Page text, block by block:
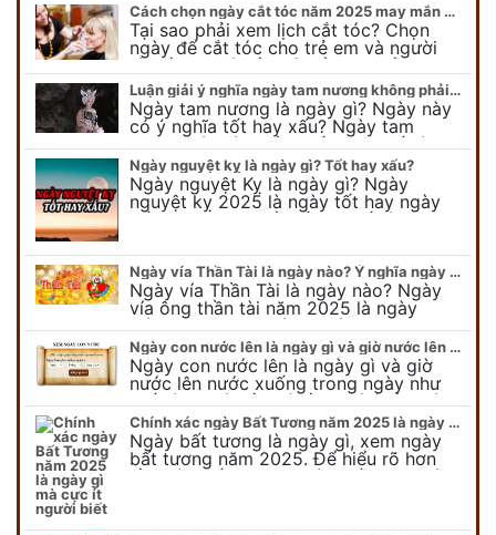
Cách chọn ngày cắt tóc năm 2025 may mắn cho cả trẻ em và người lớn
Tại sao phải xem lịch cắt tóc? Chọn
ngày để cắt tóc cho trẻ em và người
lớn cần lưu ý điều gì để gặp nhiều may
mắn ? Khi…
Luận giải ý nghĩa ngày tam nương không phải ai cũng biết
Ngày tam nương là ngày gì? Ngày này
có ý nghĩa tốt hay xấu? Ngày tam
nương sát có nguồn gốc như thế nào?
Cần kiêng kỵ điều gì khi…
Ngày nguyệt kỵ là ngày gì? Tốt hay xấu?
Ngày nguyệt Kỵ là ngày gì? Ngày
nguyệt kỵ 2025 là ngày tốt hay ngày
xấu, xem ngay để biết chi tiết ý nghĩa
Ngày vía Thần Tài là ngày nào? Ý nghĩa ngày vía Thần Tài năm 2025
Ngày vía Thần Tài là ngày nào? Ngày
vía ông thần tài năm 2025 là ngày
mùng 10 âm lịch hàng tháng. Tại sao
trong ngày này, tất cả mọi…
Ngày con nước lên là ngày gì và giờ nước lên nước xuống trong ngày?
Ngày con nước lên là ngày gì và giờ
nước lên nước xuống trong ngày như
thế nào? Có điều gì cần chú ý về ngày
con nước lên? Đừng…
Chính xác ngày Bất Tương năm 2025 là ngày gì mà cực ít người biết
Ngày bất tương là ngày gì, xem ngày
bất tương năm 2025. Để hiểu rõ hơn
về ngày bất tương, ngày bất tương là